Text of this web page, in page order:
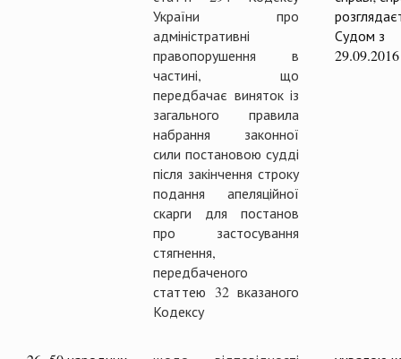
України про
адміністративні
правопорушення в
частині, що
передбачає виняток із
загального правила
набрання законної
сили постановою судді
після закінчення строку
подання апеляційної
скарги для постанов
про застосування
стягнення,
передбаченого
статтею 32 вказаного
Кодексу
Судом з
29.09.2016